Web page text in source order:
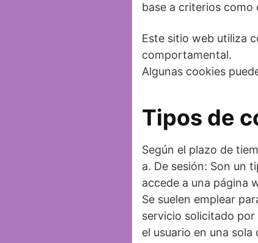
base a criterios como
Este sitio web utiliza
comportamental.
Algunas cookies
Tipos de
Según el plazo de
a. De sesión: Son un
accede a una página
Se suelen emplear
servicio solicitado por
el usuario en una